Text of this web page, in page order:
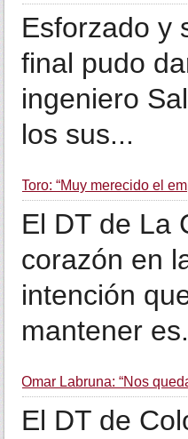
Esforzado y
final pudo
ingeniero
los sus...
Toro: “Muy merecido el
El DT de La
corazón en
intención
mantener
Omar Labruna: “Nos
El DT de